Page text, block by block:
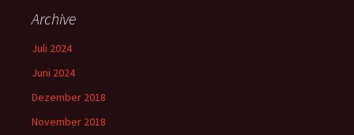
Archive
Juli 2024
Juni 2024
Dezember 2018
November 2018